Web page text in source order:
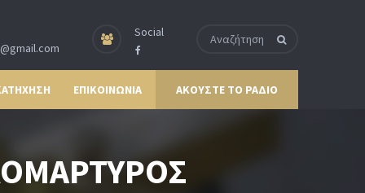
Social
ΕΠΙΚΟΙΝΩΝΙΑ ΑΚΟΥΣΤΕ ΤΟ ΡΑΔΙΟ